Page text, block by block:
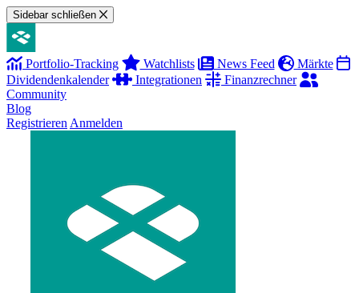
Sidebar schließen
Portfolio-Tracking Watchlists News Feed
Märkte
Dividendenkalender
Integrationen
Finanzrechner
Community
Blog
Registrieren Anmelden